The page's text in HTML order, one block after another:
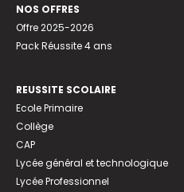
NOS OFFRES
Offre 2025-2026
Pack Réussite 4 ans
REUSSITE SCOLAIRE
Ecole Primaire
Collège
CAP
Lycée général et technologique
Lycée Professionnel